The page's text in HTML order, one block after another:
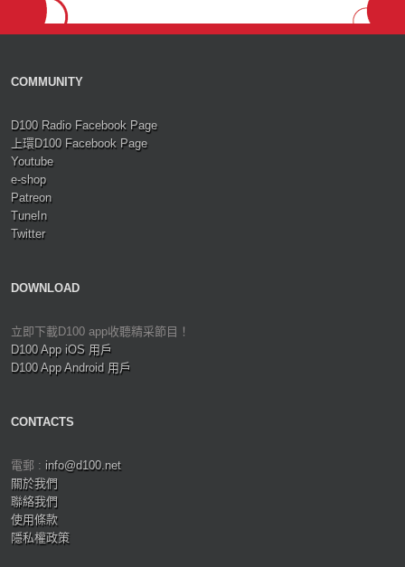
COMMUNITY
D100 Radio Facebook Page
上環D100 Facebook Page
Youtube
e-shop
Patreon
TuneIn
Twitter
DOWNLOAD
立即下載D100 app收聽精采節目！
D100 App iOS 用戶
D100 App Android 用戶
CONTACTS
電郵 : info@d100.net
關於我們
聯絡我們
使用條款
隱私權政策